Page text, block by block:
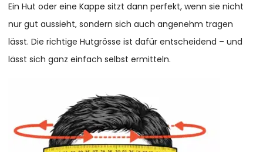
Ein Hut oder eine Kappe sitzt dann perfekt, wenn sie nicht
nur gut aussieht, sondern sich auch angenehm tragen
lässt. Die richtige Hutgrösse ist dafür entscheidend – und
lässt sich ganz einfach selbst ermitteln.